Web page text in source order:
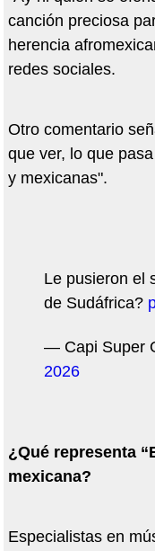
canción preciosa
herencia
redes sociales.
Otro comentario
que ver, lo que
y mexicanas".
Le pusieron el
de Sudáfrica?
— Capi Super
2026
¿Qué representa
mexicana?
Especialistas en